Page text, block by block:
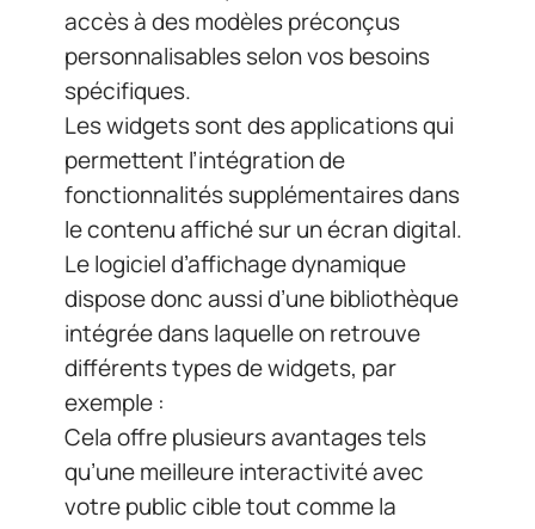
dispose donc aussi d’une bibliothèque
intégrée dans laquelle on retrouve
différents types de widgets, par
exemple :
Cela offre plusieurs avantages tels
qu’une meilleure interactivité avec
votre public cible tout comme la
possibilité de diffuser toutes sortes
d’informations complémentaires pour
améliorer sa satisfaction.
Le logiciel d’affichage dynamique
permet une gestion, planification et
diffusion facile de vos contenus sur
l’ensemble de vos écrans. Il suffit
simplement de programmer le contenu